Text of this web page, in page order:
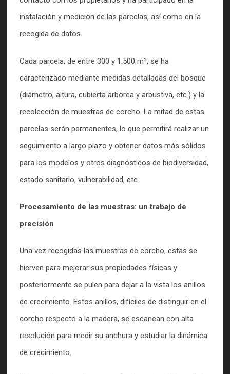
instalación y medición de las parcelas, así como en la
recogida de datos.
Cada parcela, de entre 300 y 1.500 m², se ha
caracterizado mediante medidas detalladas del bosque
(diámetro, altura, cubierta arbórea y arbustiva, etc.) y la
recolección de muestras de corcho. La mitad de estas
parcelas serán permanentes, lo que permitirá realizar un
seguimiento a largo plazo y obtener datos más sólidos
para los modelos y otros diagnósticos de biodiversidad,
estado sanitario, vulnerabilidad, etc.
Procesamiento de las muestras: un trabajo de
precisión
Una vez recogidas las muestras de corcho, estas se
hierven para mejorar sus propiedades físicas y
posteriormente se pulen para dejar a la vista los anillos
de crecimiento. Estos anillos, difíciles de distinguir en el
corcho respecto a la madera, se escanean con alta
resolución para medir su anchura y estudiar la dinámica
de crecimiento.